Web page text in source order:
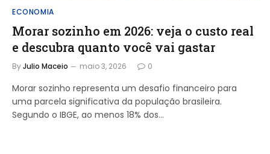
ECONOMIA
Morar sozinho em 2026: veja o custo real
e descubra quanto você vai gastar
ByJulio Maceio maio 3, 2026 0
Morar sozinho representa um desafio financeiro para
uma parcela significativa da população brasileira.
Segundo o IBGE, ao menos 18% dos…